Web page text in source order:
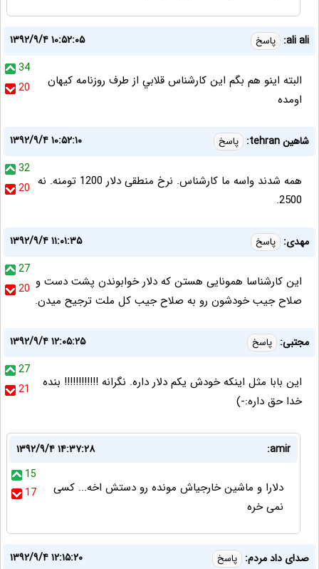
ali ali: پاسخ
۱۳۹۲/۹/۴ ۱۰:۵۲:۰۵
34
20
البته اينو هم بگم اين كارشناس قلابي از طرف روزنامه كيهان
اومده
شاهین tehran: پاسخ
۱۳۹۲/۹/۴ ۱۰:۵۲:۱۰
32
20 همه شدند واسه ما کارشناس. نرخ منطقی دلار 1200 تومنه. نه
2500.
مهدی: پاسخ
۱۳۹۲/۹/۴ ۱۱:۰۱:۳۵
27
20 این کارشناسا همونایی هستن که دلار خوابوندن پشت دست و
صلاح جیب خودشون رو به صلاح جیب کل ملت ترجیح میدن.
مجتبی: پاسخ
۱۳۹۲/۹/۴ ۱۲:۰۵:۲۵
27
21
این بابا مثل اینکه خودش یکم دلار داره. نگرانه !!!!!!!!!!!! بنده
خدا حق داره:-)
amir:
۱۳۹۲/۹/۴ ۱۴:۳۷:۲۸
15
17
دلارا و ماشین خارجیاش مونده رو دستش اخه... کسی
نمی خره
صدای داد مردم: پاسخ
۱۳۹۲/۹/۴ ۱۲:۱۵:۲۰